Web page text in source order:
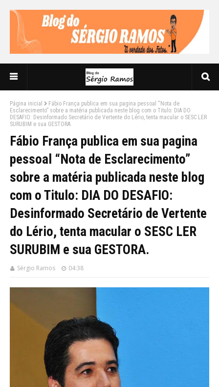
Página inicial
Fábio França publica em sua pagina pessoal “Nota de
Esclarecimento” sobre a matéria publicada neste blog com o Titulo: DIA DO
DESAFIO: Desinformado Secretário de Vertente do Lério, tenta macular o SESC LER
SURUBIM e sua GESTORA.
Fábio França publica em sua pagina
pessoal “Nota de Esclarecimento”
sobre a matéria publicada neste blog
com o Titulo: DIA DO DESAFIO:
Desinformado Secretário de Vertente
do Lério, tenta macular o SESC LER
SURUBIM e sua GESTORA.
Sérgio Ramos 04:38